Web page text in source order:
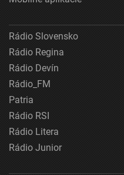
Rádio Slovensko
Rádio Regina
Rádio Devín
Rádio_FM
Patria
Rádio RSI
Rádio Litera
Rádio Junior